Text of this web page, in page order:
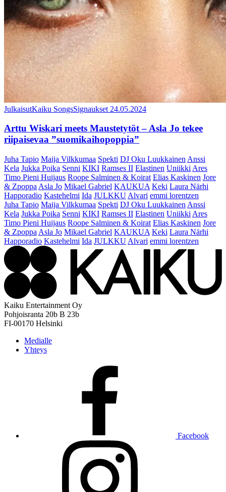
JulkaisutKaiku SongsSignaukset 24.05.2024
Arttu Wiskari meets Maustetytöt – Asla Jo tekee
riipaisevaa ”suomikaihopoppia”
Juha Tapio Maija Vilkkumaa Spekti DJ Oku Luukkainen Anssi
Kela Jukka Poika Senni KIKI Ramses II Elastinen Uniikki Ares
Timo Pieni Huijaus Roope Salminen & Koirat Elias Kaskinen Jore
& Zpoppa Asla Jo Mikael Gabriel KAUKUA Keki Laura Närhi
Happoradio Kastehelmi Ida JULKKU Alvari emmi lorentzen
Juha Tapio Maija Vilkkumaa Spekti DJ Oku Luukkainen Anssi
Kela Jukka Poika Senni KIKI Ramses II Elastinen Uniikki Ares
Timo Pieni Huijaus Roope Salminen & Koirat Elias Kaskinen Jore
& Zpoppa Asla Jo Mikael Gabriel KAUKUA Keki Laura Närhi
Happoradio Kastehelmi Ida JULKKU Alvari emmi lorentzen
Kaiku Entertainment Oy
Pohjoisranta 20b B 23b
FI-00170 Helsinki
Medialle
Yhteys
Facebook